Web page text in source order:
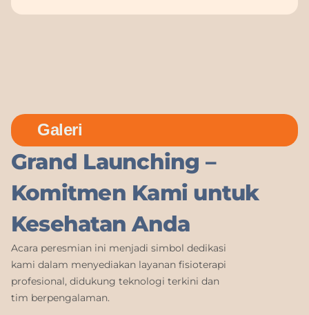
Galeri
Grand Launching –
Komitmen Kami untuk
Kesehatan Anda
Acara peresmian ini menjadi simbol dedikasi
kami dalam menyediakan layanan fisioterapi
profesional, didukung teknologi terkini dan
tim berpengalaman.